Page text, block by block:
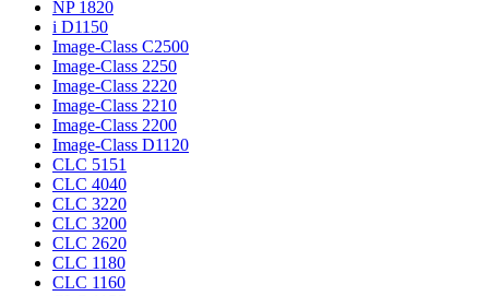
NP 1820
i D1150
Image-Class C2500
Image-Class 2250
Image-Class 2220
Image-Class 2210
Image-Class 2200
Image-Class D1120
CLC 5151
CLC 4040
CLC 3220
CLC 3200
CLC 2620
CLC 1180
CLC 1160